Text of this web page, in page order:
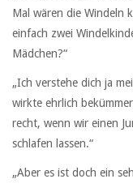
Mal wären die Windeln
einfach zwei
Mädchen?“
„Ich verstehe dich ja
wirkte ehrlich
recht, wenn wir einen
schlafen lassen.“
„Aber es ist doch ein